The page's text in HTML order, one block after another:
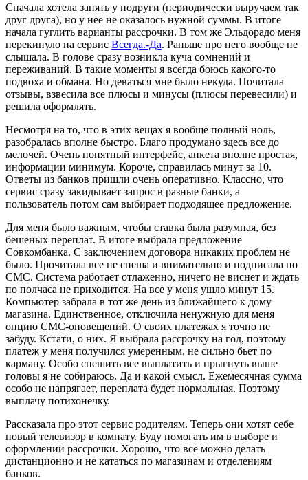
Сначала хотела занять у подруги (периодически выручаем так
друг друга), но у нее не оказалось нужной суммы. В итоге
начала гуглить варианты рассрочки. В том же Эльдорадо меня
перекинуло на сервис Всегда.-Да. Раньше про него вообще не
слышала. В голове сразу возникла куча сомнений и
переживаний. В такие моменты я всегда боюсь какого-то
подвоха и обмана. Но деваться мне было некуда. Почитала
отзывы, взвесила все плюсы и минусы (плюсы перевесили) и
решила оформлять.
Несмотря на то, что в этих вещах я вообще полный ноль,
разобралась вполне быстро. Благо продумано здесь все до
мелочей. Очень понятный интерфейс, анкета вполне простая,
информации минимум. Короче, справилась минут за 10.
Ответы из банков пришли очень оперативно. Классно, что
сервис сразу закидывает запрос в разные банки, а
пользователь потом сам выбирает подходящее предложение.
Для меня было важным, чтобы ставка была разумная, без
бешеных переплат. В итоге выбрала предложение
Совкомбанка. С заключением договора никаких проблем не
было. Прочитала все не спеша и внимательно и подписала по
СМС. Система работает отлаженно, ничего не виснет и ждать
по полчаса не приходится. На все у меня ушло минут 15.
Компьютер забрала в тот же день из ближайшего к дому
магазина. Единственное, отключила ненужную для меня
опцию СМС-оповещений. О своих платежах я точно не
забуду. Кстати, о них. Я выбрала рассрочку на год, поэтому
платеж у меня получился умеренным, не сильно бьет по
карману. Особо спешить все выплатить и прыгнуть выше
головы я не собираюсь. Да и какой смысл. Ежемесячная сумма
особо не напрягает, переплата будет нормальная. Поэтому
выплачу потихонечку.
Рассказала про этот сервис родителям. Теперь они хотят себе
новый телевизор в комнату. Буду помогать им в выборе и
оформлении рассрочки. Хорошо, что все можно делать
дистанционно и не кататься по магазинам и отделениям
банков.